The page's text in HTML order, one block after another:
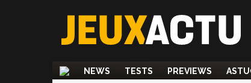
NEWS TESTS PREVIEWS